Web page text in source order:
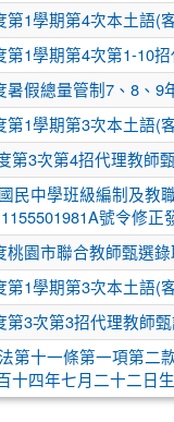
第1學期第4次本土語(
第1學期第4次第1-10
暑假總量管制7、8、9
第1學期第3次本土語(
第3次第4招代理教師
民中學班級編制及教
號令修
桃園市聯合教師甄選
第1學期第3次本土語(
第3次第3招代理教師
第十一條第一項第
十四年七月二十二日